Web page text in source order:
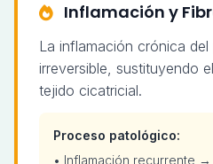
Inflamación y
La inflamación crónica
irreversible, sustituyendo
tejido cicatricial.
Proceso patológico:
• Inflamación recurrente